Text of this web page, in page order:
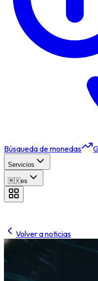
Búsqueda de monedas
Servicios
🇲🇽es
Volver a noticias